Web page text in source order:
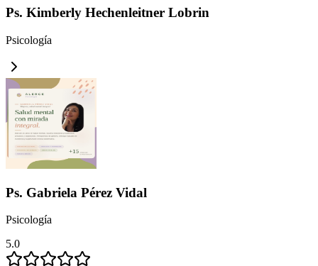
Ps. Kimberly Hechenleitner Lobrin
Psicología
Ps. Gabriela Pérez Vidal
Psicología
5.0